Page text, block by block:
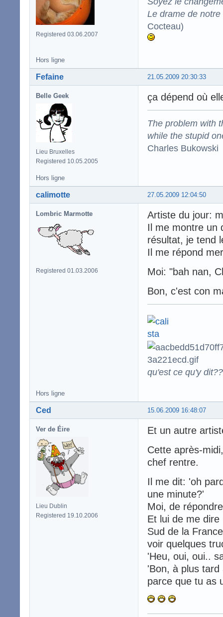
Registered 03.06.2007
Le drame de
Cocteau)
Hors ligne
21.05.2009 20:30:33
Fefaine
Belle Geek
Lieu Bruxelles
Registered 10.05.2005
ça dépend où
The problem with
while the stupid
Charles Bukowski
Hors ligne
27.05.2009 12:04:50
calimotte
Lombric Marmotte
Registered 01.03.2006
Artiste du jour:
Il me montre un
résultat, je tend
Il me répond
Moi: "bah nan,
Bon, c'est con
qu'est ce qu'y
Hors ligne
15.06.2009 16:48:07
Ced
Ver de Éire
Lieu Dublin
Registered 19.10.2006
Et un autre
Cette après-
chef rentre.
Il me dit: 'oh
une minute?'
Moi, de
Et lui de me
Sud de la
voir quelques
'Heu, oui, oui..
'Bon, à plus
parce que tu as